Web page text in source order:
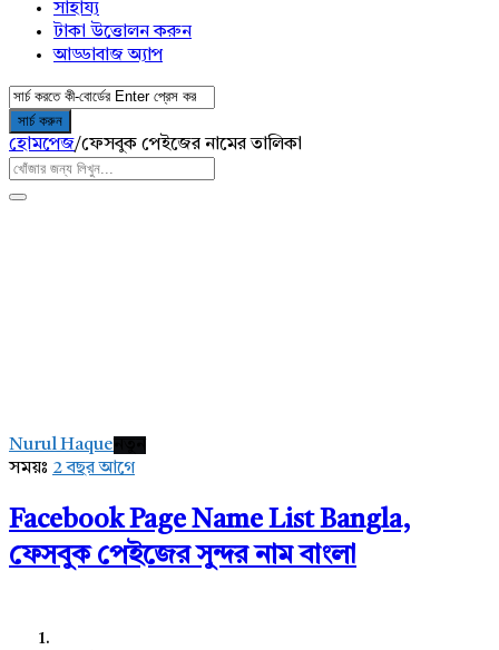
সাহায্য
টাকা উত্তোলন করুন
আড্ডাবাজ অ্যাপ
হোমপেজ/ফেসবুক পেইজের নামের তালিকা
Latest
প্রশ্ন
Nurul Haque
সময়ঃ 2 বছর আগে
Facebook Page Name List Bangla,
ফেসবুক পেইজের সুন্দর নাম বাংলা